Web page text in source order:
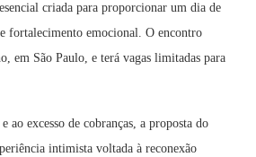
criada para proporcionar um dia de
e fortalecimento emocional. O encontro
em São Paulo, e terá vagas limitadas para
ao excesso de cobranças, a proposta do
intimista voltada à reconexão